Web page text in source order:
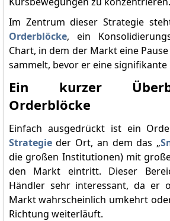
Im Zentrum dieser Strategie
Orderblöcke, ein
Chart, in dem der Markt eine
sammelt, bevor er eine signifikante
Ein kurzer
Orderblöcke
Einfach ausgedrückt ist ein
Strategieder Ort, an dem das „
die großen Institutionen) mit
den Markt eintritt. Dieser
Händler sehr interessant, da er
Markt wahrscheinlich umkehrt
Richtung weiterläuft.